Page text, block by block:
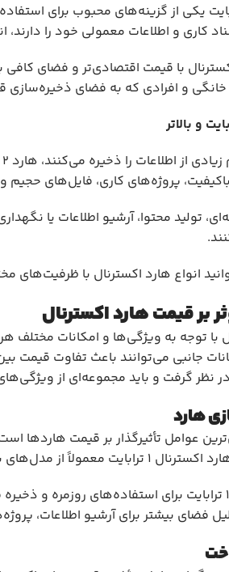
اکسترنال ۱ ترابایت یکی از گزینه‌های
کاری و اطلاعات معمولی خود را
و افرادی که به فضای ذخیره‌سازی قابل حمل نیاز
و بالاتر
پروژه‌های کاری، فایل‌های حجیم
تولید محتوا، آرشیو اطلاعات یا
انواع هارد اکسترنال با ظرفیت‌های
بر قیمت هارد اکسترنال
با توجه به ویژگی‌ها و امکانات مختلف
جانبی می‌توانند باعث تفاوت
در نظر گرفت و باید مجموعه‌ای از
هارد
عوامل تأثیرگذار بر قیمت هاردها
با ظرفیت بالاتر کمتر است.
دلیل فضای بیشتر برای آرشیو اطلاعات،